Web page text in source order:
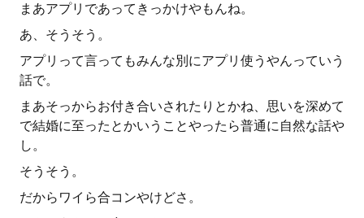
まあアプリであってきっかけやもんね。
あ、そうそう。
アプリって言ってもみんな別にアプリ使うやんっていう
話で。
まあそっからお付き合いされたりとかね、思いを深めて
で結婚に至ったとかいうことやったら普通に自然な話や
し。
そうそう。
だからワイら合コンやけどさ。